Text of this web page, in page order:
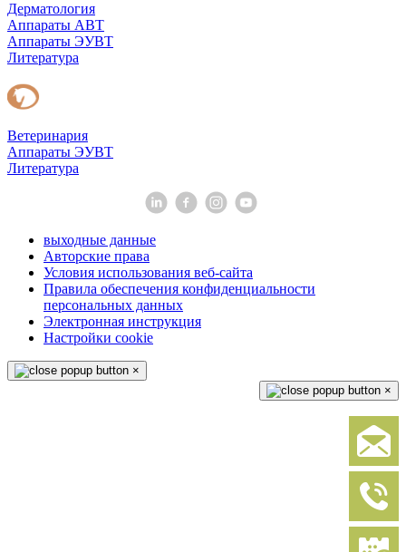
Дерматология
Аппараты АВТ
Аппараты ЭУВТ
Литература
Ветеринария
Аппараты ЭУВТ
Литература
выходные данные
Авторские права
Условия использования веб-сайта
Правила обеспечения конфиденциальности
персональных данных
Электронная инструкция
Настройки cookie
×
×